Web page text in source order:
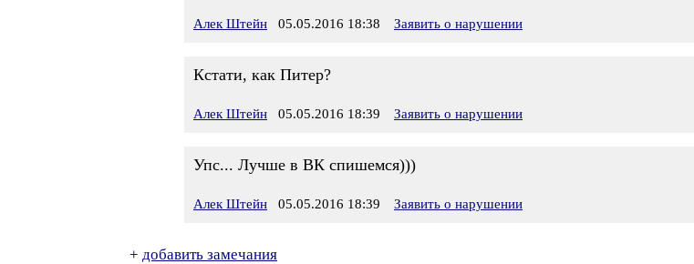
Алек Штейн 05.05.2016 18:38 Заявить о нарушении
Кстати, как Питер?
Алек Штейн 05.05.2016 18:39 Заявить о нарушении
Упс... Лучше в ВК спишемся)))
Алек Штейн 05.05.2016 18:39 Заявить о нарушении
+ добавить замечания